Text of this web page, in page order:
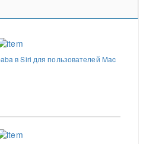
в Siri для пользователей Mac